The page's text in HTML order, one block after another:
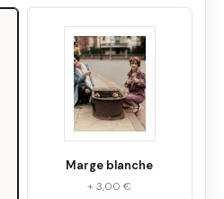
Marge blanche
+ 3,00 €